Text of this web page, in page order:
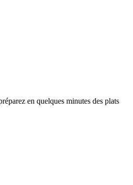
en quelques minutes des plats